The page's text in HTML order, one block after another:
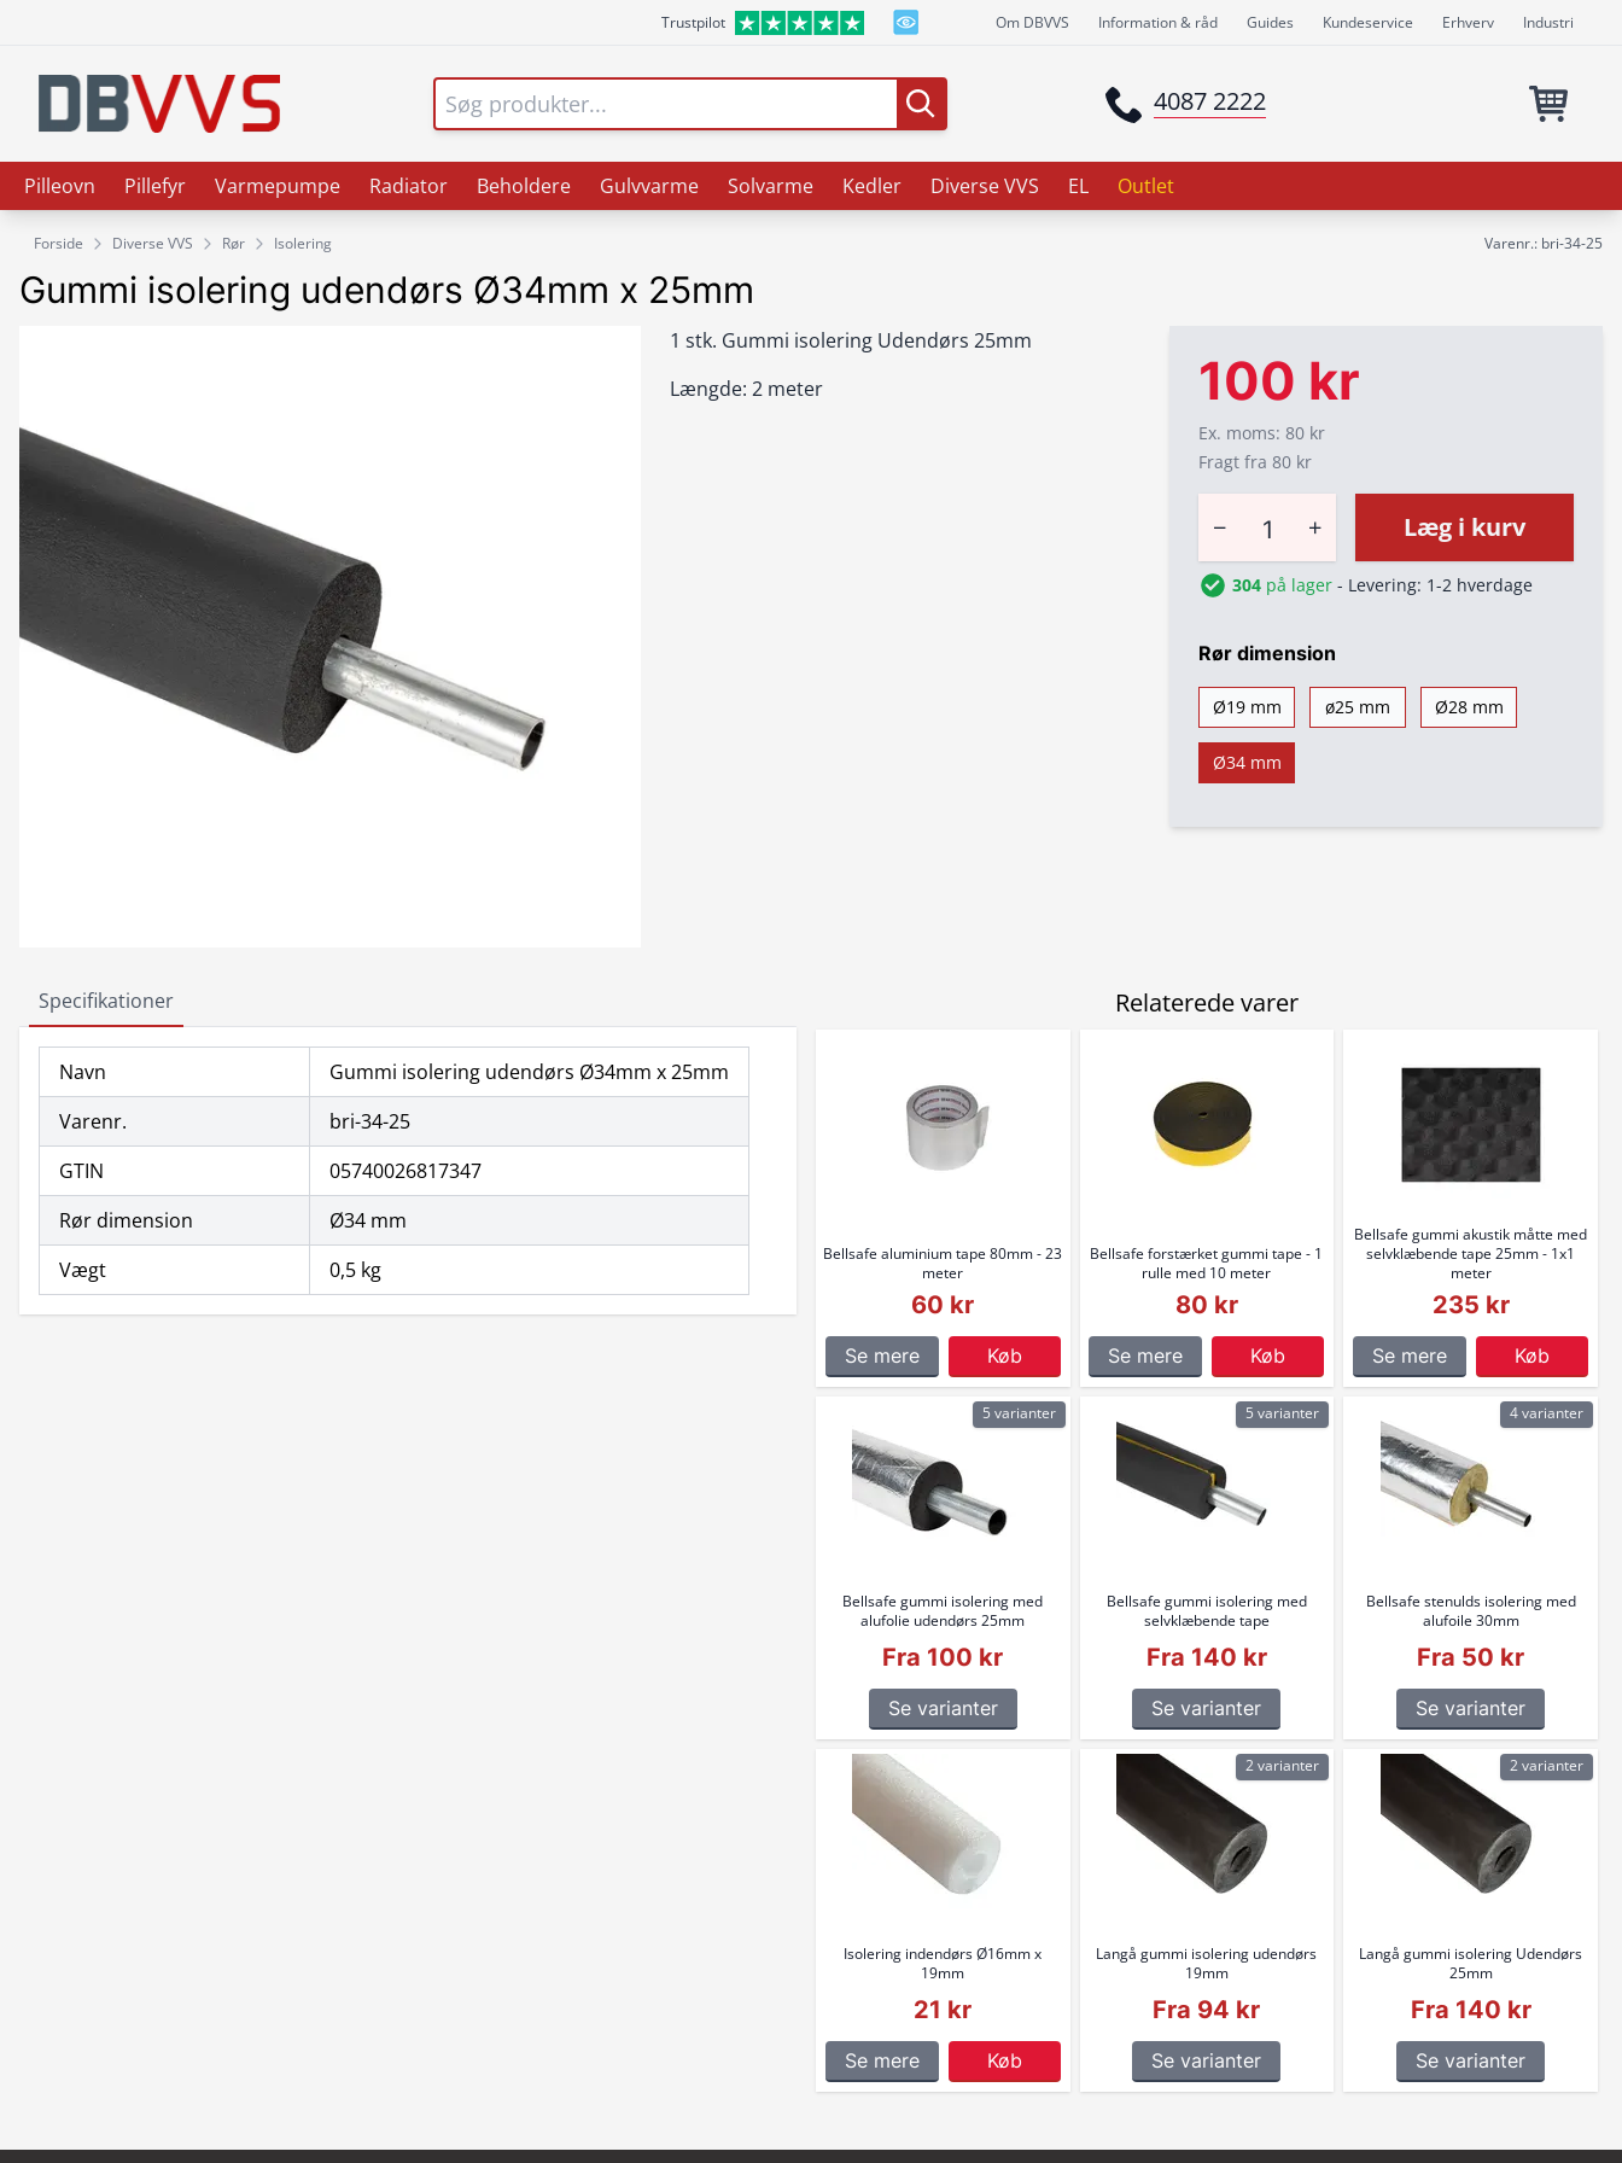
Trustpilot Om DBVVS Information & råd Guides Kundeservice Erhverv Industri
4087 2222
Pilleovn Pillefyr Varmepumpe Radiator Beholdere Gulvvarme Solvarme Kedler Diverse VVS EL Outlet
Forside Diverse VVS Rør Isolering Varenr.: bri-34-25
Gummi isolering udendørs Ø34mm x 25mm
1 stk. Gummi isolering Udendørs 25mm
Længde: 2 meter
100 kr
Ex. moms: 80 kr
Fragt fra 80 kr
− + Læg i kurv
304 på lager - Levering: 1-2 hverdage
Rør dimension
Ø19 mm ø25 mm Ø28 mm
Ø34 mm
Specifikationer
Navn
Gummi isolering udendørs Ø34mm x 25mm
Varenr.
bri-34-25
GTIN
05740026817347
Rør dimension
Ø34 mm
Vægt
0,5 kg
Relaterede varer
Bellsafe aluminium tape 80mm - 23
meter
60 kr
Se mere Køb
Bellsafe forstærket gummi tape - 1
rulle med 10 meter
80 kr
Se mere Køb
Bellsafe gummi akustik måtte med
selvklæbende tape 25mm - 1x1
meter
235 kr
Se mere Køb
Bellsafe gummi isolering med
alufolie udendørs 25mm
Fra 100 kr
Se varianter
5 varianter
Bellsafe gummi isolering med
selvklæbende tape
Fra 140 kr
Se varianter
5 varianter
Bellsafe stenulds isolering med
alufoile 30mm
Fra 50 kr
Se varianter
4 varianter
Isolering indendørs Ø16mm x
19mm
21 kr
Se mere Køb
Langå gummi isolering udendørs
19mm
Fra 94 kr
Se varianter
2 varianter
Langå gummi isolering Udendørs
25mm
Fra 140 kr
Se varianter
2 varianter